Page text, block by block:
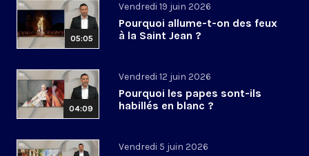
05:05
Vendredi 19 juin 2026
Pourquoi allume-t-on des feux
à la Saint Jean ?
04:09
Vendredi 12 juin 2026
Pourquoi les papes sont-ils
habillés en blanc ?
Vendredi 5 juin 2026